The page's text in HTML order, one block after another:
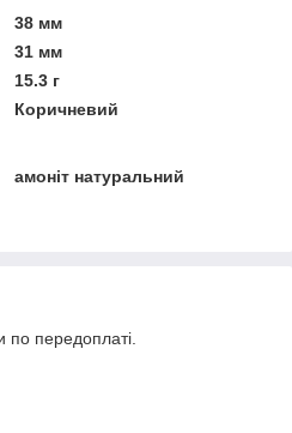
38 мм
31 мм
15.3 г
Коричневий
амоніт натуральний
по передоплаті.